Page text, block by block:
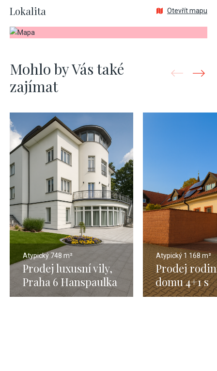
Lokalita Otevřít mapu
Mohlo by Vás také
zajímat
Atypický 748 m²
Prodej luxusní vily,
Praha 6 Hanspaulka
– 748 m2
Atypický1 168 m²
Prodej
domu 4+1 s
pozemkem